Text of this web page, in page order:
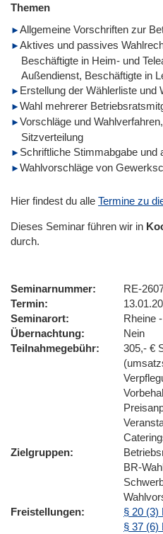
Themen
Allgemeine Vorschriften zur
Aktives und passives
Beschäftigte in Heim- und
Außendienst, Beschäftigte in
Erstellung der Wählerliste und
Wahl mehrerer
Vorschläge und
Sitzverteilung
Schriftliche Stimmabgabe und
Wahlvorschläge von
Hier findest du alle Termine zu
Dieses Seminar führen wir in
durch.
Seminarnummer
RE-
Termin
Seminarort
Rheine
Übernachtung
Nein
Teilnahmegebühr
305,- €
Zielgruppen
BR-
Freistellungen
§ 20 (3)
§ 37 (6)